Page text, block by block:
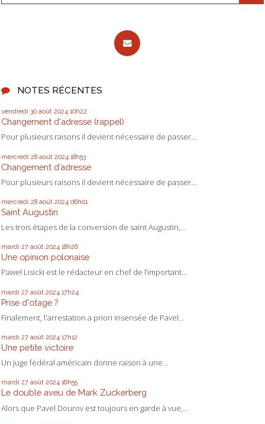
NOTES RÉCENTES
vendredi 30 août 2024 10h22
Changement d'adresse (rappel)
Pour plusieurs raisons il devient nécessaire de passer...
mercredi 28 août 2024 18h53
Changement d’adresse
Pour plusieurs raisons il devient nécessaire de passer...
mercredi 28 août 2024 06h01
Saint Augustin
Les trois étapes de la conversion de saint Augustin,...
mardi 27 août 2024 18h26
Une opinion polonaise
Paweł Lisicki est le rédacteur en chef de l’important...
mardi 27 août 2024 17h24
Prise d'otage ?
Finalement, l'arrestation a priori insensée de Pavel...
mardi 27 août 2024 17h12
Une petite victoire
Un juge fédéral américain donne raison à une...
mardi 27 août 2024 16h55
Le double aveu de Mark Zuckerberg
Alors que Pavel Dourov est toujours en garde à vue,...